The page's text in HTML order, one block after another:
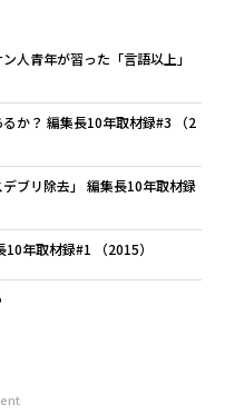
人青年が習った「言語以上」
か？ 編集長10年取材録#3 （2
ブリ除去」 編集長10年取材録
年取材録#1 （2015）